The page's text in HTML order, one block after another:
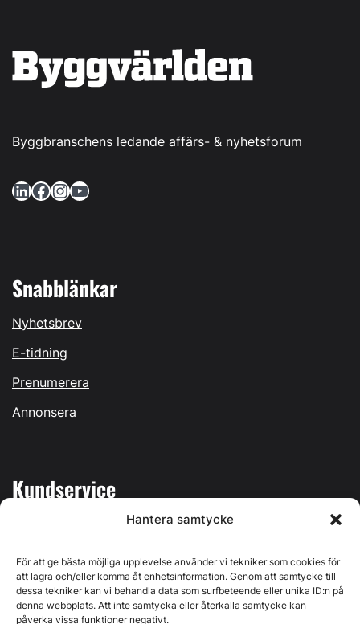
Hantera samtycke
För att ge bästa möjliga upplevelse använder vi tekniker som cookies för
att lagra och/eller komma åt enhetsinformation. Genom att samtycke till
dessa tekniker kan vi behandla data som surfbeteende eller unika ID:n på
denna webbplats. Att inte samtycka eller återkalla samtycke kan
påverka vissa funktioner negativt.
Byggbranschens ledande affärs- & nyhetsforum
LinkedIn Facebook InstagramYouTube
Snabblänkar
Nyhetsbrev
E-tidning
Prenumerera
Annonsera
Kundservice
Kontakta oss